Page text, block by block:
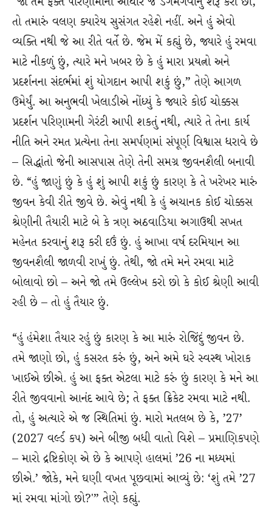
તો તમારું વલણ ક્યારેય સુસંગત રહેશે નહીં. અને હું એવો
વ્યક્તિ નથી જે આ રીતે વર્તે છે. જેમ મેં કહ્યું છે, જ્યારે હું રમવા
માટે નીકળું છું, ત્યારે મને ખબર છે કે હું મારા પ્રયત્નો અને
પ્રદર્શનના સંદર્ભમાં શું યોગદાન આપી શકું છું,” તેણે આગળ
ઉમેર્યું. આ અનુભવી ખેલાડીએ નોંધ્યું કે જ્યારે કોઈ ચોક્કસ
પ્રદર્શન પરિણામની ગેરંટી આપી શકતું નથી, ત્યારે તે તેના કાર્ય
નીતિ અને રમત પ્રત્યેના તેના સમર્પણમાં સંપૂર્ણ વિશ્વાસ ધરાવે છે
– સિદ્ધાંતો જેની આસપાસ તેણે તેની સમગ્ર જીવનશૈલી બનાવી
છે. “હું જાણું છું કે હું શું આપી શકું છું કારણ કે તે ખરેખર મારું
જીવન કેવી રીતે જીવે છે. એવું નથી કે હું અચાનક કોઈ ચોક્કસ
શ્રેણીની તૈયારી માટે બે કે ત્રણ અઠવાડિયા અગાઉથી સખત
મહેનત કરવાનું શરૂ કરી દઉં છું. હું આખા વર્ષ દરમિયાન આ
જીવનશૈલી જાળવી રાખું છું. તેથી, જો તમે મને રમવા માટે
બોલાવો છો – અને જો તમે ઉલ્લેખ કરો છો કે કોઈ શ્રેણી આવી
રહી છે – તો હું તૈયાર છું.
“હું હંમેશા તૈયાર રહું છું કારણ કે આ મારું રોજિંદું જીવન છે.
તમે જાણો છો, હું કસરત કરું છું, અને અમે ઘરે સ્વસ્થ ખોરાક
ખાઈએ છીએ. હું આ ફક્ત એટલા માટે કરું છું કારણ કે મને આ
રીતે જીવવાનો આનંદ આવે છે; તે ફક્ત ક્રિકેટ રમવા માટે નથી.
તો, હું અત્યારે એ જ સ્થિતિમાં છું. મારો મતલબ છે કે, ’27’
(2027 વર્લ્ડ કપ) અને બીજી બધી વાતો વિશે – પ્રમાણિકપણે
– મારો દ્રષ્ટિકોણ એ છે કે આપણે હાલમાં ’26 ના મધ્યમાં
છીએ.’ જોકે, મને ઘણી વખત પૂછવામાં આવ્યું છે: ‘શું તમે ’27
માં રમવા માંગો છો?'” તેણે કહ્યું.